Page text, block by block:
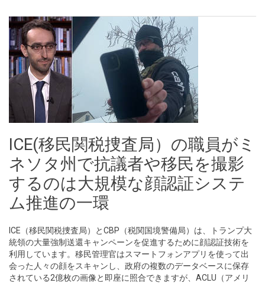
ICE(移民関税捜査局）の職員がミ
ネソタ州で抗議者や移民を撮影
するのは大規模な顔認証システ
ム推進の一環
ICE（移民関税捜査局）とCBP（税関国境警備局）は、トランプ大
統領の大量強制送還キャンペーンを促進するために顔認証技術を
利用しています。移民管理官はスマートフォンアプリを使って出
会った人々の顔をスキャンし、政府の複数のデータベースに保存
されている2億枚の画像と即座に照合できますが、ACLU（アメリ